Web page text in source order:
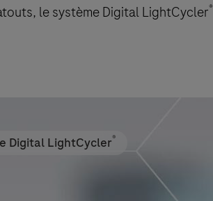
le système Digital LightCycler®
Digital LightCycler®